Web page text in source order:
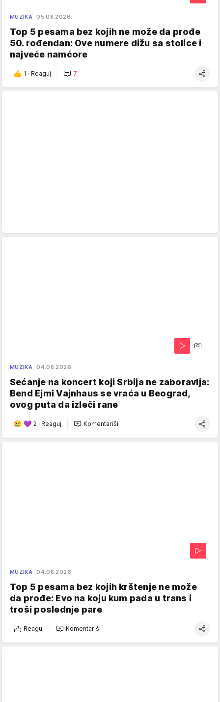
MUZIKA 05.08.2026.
Top 5 pesama bez kojih ne može da prođe
50. rođendan: Ove numere dižu sa stolice i
najveće namćore
1 · Reaguj 7
MUZIKA 04.08.2026.
Sećanje na koncert koji Srbija ne zaboravlja:
Bend Ejmi Vajnhaus se vraća u Beograd,
ovog puta da izleči rane
2 · Reaguj Komentariši
MUZIKA 04.08.2026.
Top 5 pesama bez kojih krštenje ne može
da prođe: Evo na koju kum pada u trans i
troši poslednje pare
Reaguj Komentariši